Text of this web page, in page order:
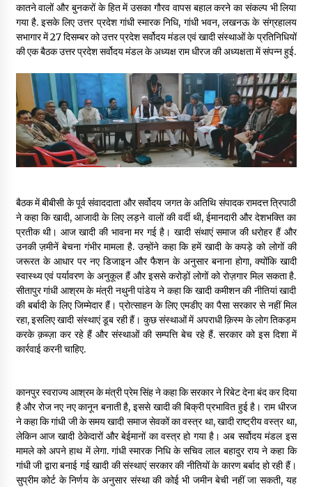
3 years ago
इतिहास बदलने के प्रयास का विरोध करना होगा
3 years ago
चाइनीज मस्ट गो
3 years ago
3 years ago
पीवी राजगोपाल को जापान का निवानो शांति पुरस्कार
3 years ago
कैसे बचायें बच्चों का मन?
3 years ago
यह समझना ज़्यादा ज़रूरी कि किसको सत्ता में नहीं आना चाहिए
3 years ago
कुमार प्रशांत को मातृशोक
कातने वालों और बुनकरों के हित में उसका गौरव वापस बहाल करने का संकल्प भी लिया
गया है. इसके लिए उत्तर प्रदेश गांधी स्मारक निधि, गांधी भवन, लखनऊ के संग्रहालय
सभागार में 27 दिसम्बर को उत्तर प्रदेश सर्वोदय मंडल एवं खादी संस्थाओं के प्रतिनिधियों
की एक बैठक उत्तर प्रदेश सर्वोदय मंडल के अध्यक्ष राम धीरज की अध्यक्षता में संपन्न हुई.
बैठक में बीबीसी के पूर्व संवाददाता और सर्वोदय जगत के अतिथि संपादक रामदत्त त्रिपाठी
ने कहा कि खादी, आजादी के लिए लड़ने वालों की वर्दी थी, ईमानदारी और देशभक्ति का
प्रतीक थी। आज खादी की भावना मर गई है। खादी संथाएं समाज की धरोहर हैं और
उनकी ज़मीनें बेचना गंभीर मामला है. उन्होंने कहा कि हमें खादी के कपड़े को लोगों की
जरूरत के आधार पर नए डिजाइन और फैशन के अनुसार बनाना होगा, क्योंकि खादी
स्वास्थ्य एवं पर्यावरण के अनुकूल हैं और इससे करोड़ों लोगों को रोज़गार मिल सकता है.
सीतापुर गांधी आश्रम के मंत्री नथुनी पांडेय ने कहा कि खादी कमीशन की नीतियां खादी
की बर्बादी के लिए जिम्मेदार हैं। प्रोत्साहन के लिए एमडीए का पैसा सरकार से नहीं मिल
रहा, इसलिए खादी संस्थाएं डूब रही हैं। कुछ संस्थाओं में अपराधी क़िस्म के लोग तिकड़म
करके क़ब्ज़ा कर रहे हैं और संस्थाओं की सम्पत्ति बेच रहे हैं. सरकार को इस दिशा में
कार्रवाई करनी चाहिए.
कानपुर स्वराज्य आश्रम के मंत्री प्रेम सिंह ने कहा कि सरकार ने रिबेट देना बंद कर दिया
है और रोज नए नए कानून बनाती है, इससे खादी की बिक्री प्रभावित हुई है। राम धीरज
ने कहा कि गांधी जी के समय खादी समाज सेवकों का वस्त्र था, खादी राष्ट्रीय वस्त्र था,
लेकिन आज खादी ठेकेदारों और बेईमानों का वस्त्र हो गया है। अब सर्वोदय मंडल इस
मामले को अपने हाथ में लेगा. गांधी स्मारक निधि के सचिव लाल बहादुर राय ने कहा कि
गांधी जी द्वारा बनाई गई खादी की संस्थाएं सरकार की नीतियों के कारण बर्बाद हो रही हैं।
सुप्रीम कोर्ट के निर्णय के अनुसार संस्था की कोई भी जमीन बेची नहीं जा सकती, यह